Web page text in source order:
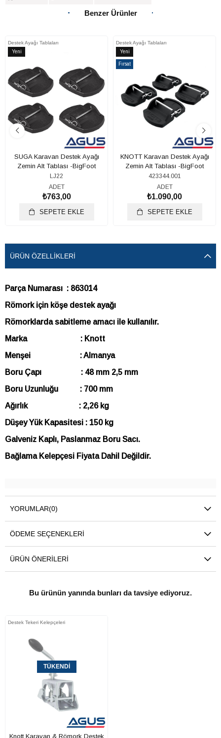
Benzer Ürünler
Destek Ayağı Tablaları
Yeni
SUGA Karavan Destek Ayağı
Zemin Alt Tablası -BigFoot
LJ22
ADET
₺763,00
SEPETE EKLE
Destek Ayağı Tablaları
Yeni
Ürün
Fırsat
KNOTT Karavan Destek Ayağı
Zemin Alt Tablası -BigFoot
423344.001
ADET
₺1.090,00
SEPETE EKLE
ÜRÜN ÖZELLIKLERI
Parça Numarası : 863014
Römork için köşe destek ayağı
Römorklarda sabitleme amacı ile kullanılır.
Marka : Knott
Menşei : Almanya
Boru Çapı : 48 mm 2,5 mm
Boru Uzunluğu : 700 mm
Ağırlık : 2,26 kg
Düşey Yük Kapasitesi : 150 kg
Galveniz Kaplı, Paslanmaz Boru Sacı.
Bağlama Kelepçesi Fiyata Dahil Değildir.
YORUMLAR(0)
ÖDEME SEÇENEKLERI
ÜRÜN ÖNERILERI
Bu ürünün yanında bunları da tavsiye ediyoruz.
Destek Tekeri Kelepçeleri
TÜKENDI
Knott Karavan & Römork Destek